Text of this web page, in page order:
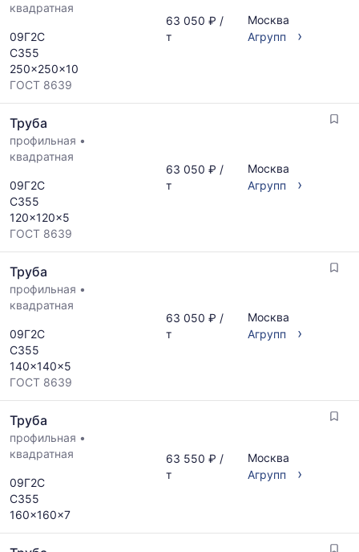
квадратная
09Г2С
С355
250x250x10
ГОСТ 8639
63 050 ₽ /
т
Москва
Агрупп
›
Труба
профильная •
квадратная
09Г2С
С355
120x120x5
ГОСТ 8639
63 050 ₽ /
т
Москва
Агрупп
›
Труба
профильная •
квадратная
09Г2С
С355
140x140x5
ГОСТ 8639
63 050 ₽ /
т
Москва
Агрупп
›
Труба
профильная •
квадратная
09Г2С
С355
160x160x7
63 550 ₽ /
т
Москва
Агрупп
›